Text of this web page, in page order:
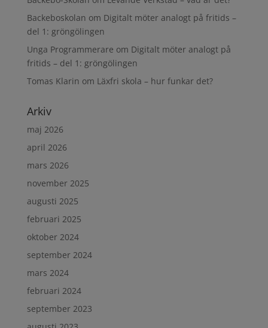
Backeboskolan om Digitalt möter analogt på fritids –
del 1: gröngölingen
Unga Programmerare om Digitalt möter analogt på
fritids – del 1: gröngölingen
Tomas Klarin om Läxfri skola – hur funkar det?
Arkiv
maj 2026
april 2026
mars 2026
november 2025
augusti 2025
februari 2025
oktober 2024
september 2024
mars 2024
februari 2024
september 2023